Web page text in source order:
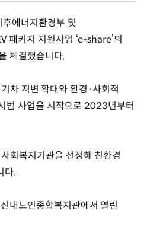
에너지환경부 및
패키지 지원사업 ‘e-share’의
체결했습니다.
차 저변 확대와 환경·사회적
범 사업을 시작으로 2023년부터
회복지기관을 선정해 친환경
다.
내노인종합복지관에서 열린